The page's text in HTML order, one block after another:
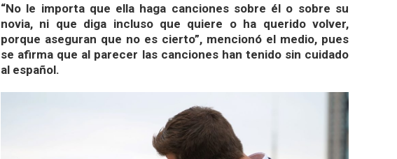
“No le importa que ella haga canciones sobre él o sobre su
novia, ni que diga incluso que quiere o ha querido volver,
porque aseguran que no es cierto”, mencionó el medio, pues
se afirma que al parecer las canciones han tenido sin cuidado
al español.